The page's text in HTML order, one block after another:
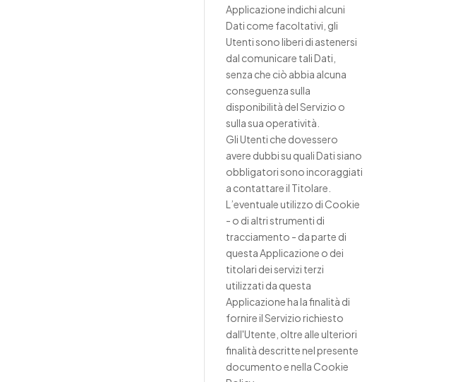
Applicazione indichi alcuni
Dati come facoltativi, gli
Utenti sono liberi di astenersi
dal comunicare tali Dati,
senza che ciò abbia alcuna
conseguenza sulla
disponibilità del Servizio o
sulla sua operatività.
Gli Utenti che dovessero
avere dubbi su quali Dati siano
obbligatori sono incoraggiati
a contattare il Titolare.
L’eventuale utilizzo di Cookie
- o di altri strumenti di
tracciamento - da parte di
questa Applicazione o dei
titolari dei servizi terzi
utilizzati da questa
Applicazione ha la finalità di
fornire il Servizio richiesto
dall'Utente, oltre alle ulteriori
finalità descritte nel presente
documento e nella Cookie